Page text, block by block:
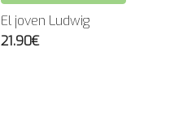
El joven Ludwig
21.90€